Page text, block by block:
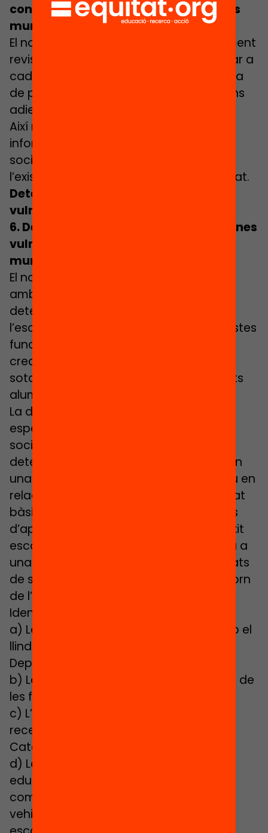
control dels nivells de segregació dels
municipis
El nou decret estableix que el Departament
revisarà els nivells de segregació escolar a
cada municipi i l’evolució de la demanda
de places escolars per prendre decisions
adients en clau desegregadora.
Així mateix, s’assenyala que recollirà
informació sobre les característiques
socials de l’alumnat per identificar
l’existència de situacions de vulnerabilitat.
Detecció i distribució d’alumnat
vulnerable
6. Detecció prèvia i distribució d’alumnes
vulnerables entre tots els centres del
municipi
El nou decret explicita que els alumnes
amb necessitats específiques s’han de
detectar preferiblement abans de
l’escolarització. Per desenvolupar aquestes
funcions es determina la possibilitat de
crear unitats de detecció i els supòsits
sota els quals s’han de detectar aquests
alumnes.
La definició d’alumne amb necessitats
específiques derivades de situacions
socioeconòmiques o socioculturals
determina que és aquell que es troba en
una situació de desavantatge educatiu en
relació amb les condicions d’educabilitat
bàsiques que compromet el seu procés
d’aprenentatge o que dificulta el seu èxit
escolar. S’amplia així la definició i s’insta a
una detecció més enllà de les necessitats
de suport i les característiques de l’entorn
de l’alumne.
Identifica com a indicadors:
a) La situació de pobresa (d’acord amb el
llindar de renda familiar establert pel
Departament) o el risc de patir-la.
b) La manca de recursos socioculturals de
les famílies.
c) L’existència de processos migratoris
recents i el caràcter nouvingut a
Catalunya.
d) La incorporació tardana al sistema
educatiu, associada a la manca de
competència lingüística en la llengua
vehicular dels aprenentatges o a una